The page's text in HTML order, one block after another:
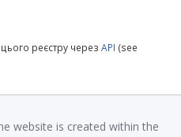
реєстру через API (see
website is created within the